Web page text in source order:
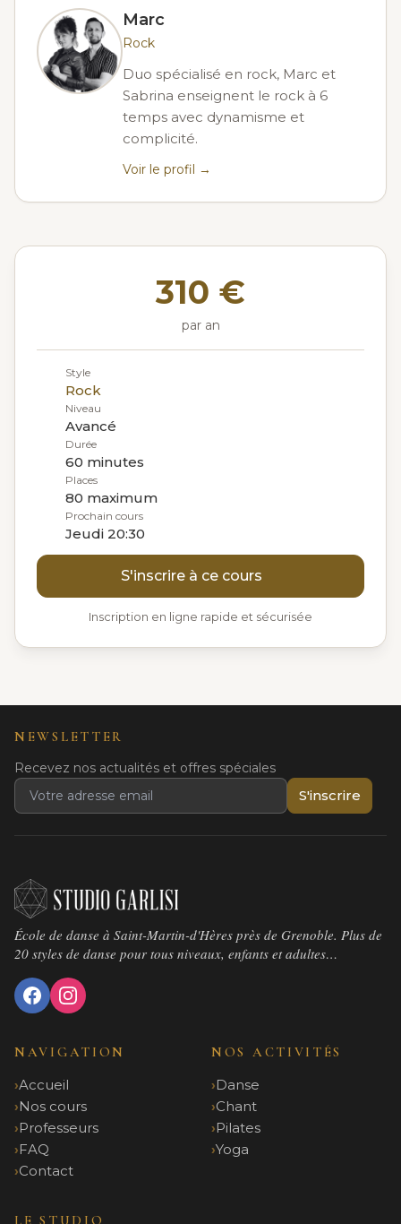
Marc
Rock
Duo spécialisé en rock, Marc et
Sabrina enseignent le rock à 6
temps avec dynamisme et
complicité.
Voir le profil →
310 €
par an
Style
Rock
Niveau
Avancé
Durée
60 minutes
Places
80 maximum
Prochain cours
Jeudi 20:30
S'inscrire à ce cours
Inscription en ligne rapide et sécurisée
NEWSLETTER
Recevez nos actualités et offres spéciales
S'inscrire
École de danse à Saint-Martin-d'Hères près de Grenoble. Plus de
20 styles de danse pour tous niveaux, enfants et adultes…
NAVIGATION
Accueil
Nos cours
Professeurs
FAQ
Contact
NOS ACTIVITÉS
Danse
Chant
Pilates
Yoga
LE STUDIO